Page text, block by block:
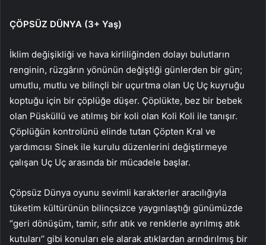
ÇÖPSÜZ DÜNYA (3+ Yaş)
İklim değişikliği ve hava kirliliğinden dolayı bulutların
renginin, rüzgârın yönünün değiştiği günlerden bir gün;
umutlu, mutlu ve bilinçli bir uçurtma olan Uç Uç kuyruğu
koptuğu için bir çöplüğe düşer. Çöplükte, bez bir bebek
olan Püsküllü ve atılmış bir koli olan Koli Koli ile tanışır.
Çöplüğün kontrolünü elinde tutan Çöpten Kral ve
yardımcısı Sinek ile kurulu düzenlerini değiştirmeye
çalışan Uç Uç arasında bir mücadele başlar.
Çöpsüz Dünya oyunu sevimli karakterler aracılığıyla
tüketim kültürünün bilinçsizce yaygınlaştığı günümüzde
“geri dönüşüm, tamir, sıfır atık ve renklerle ayrılmış atık
kutuları’’ gibi konuları ele alarak atıklardan arındırılmış bir